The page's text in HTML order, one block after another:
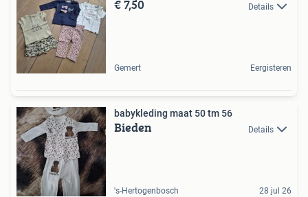
€ 7,50 Details
Gemert Eergisteren
babykleding maat 50 tm 56
Bieden Details
's-Hertogenbosch 28 jul 26